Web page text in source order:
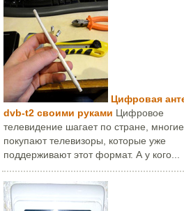
Цифровая
dvb-t2 своими руками Цифровое
телевидение шагает по стране, многие
покупают телевизоры, которые уже
поддерживают этот формат. А у кого...